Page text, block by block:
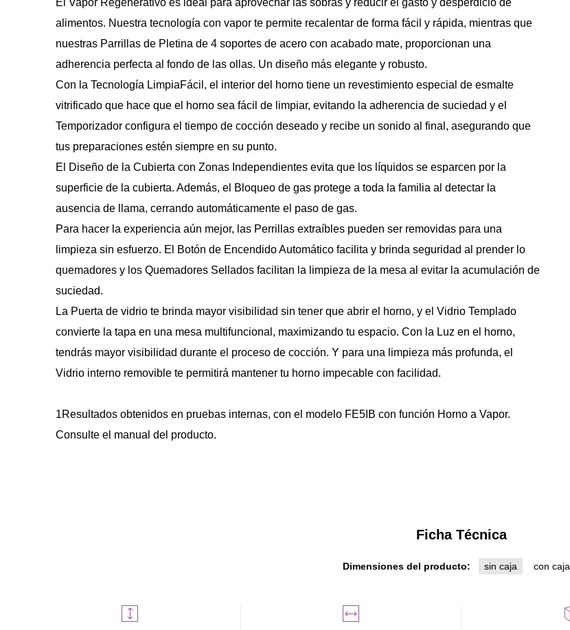
El Vapor Regenerativo es ideal para aprovechar las sobras y reducir el gasto y desperdicio de
alimentos. Nuestra tecnología con vapor te permite recalentar de forma fácil y rápida, mientras que
nuestras Parrillas de Pletina de 4 soportes de acero con acabado mate, proporcionan una
adherencia perfecta al fondo de las ollas. Un diseño más elegante y robusto.
Con la Tecnología LimpiaFácil, el interior del horno tiene un revestimiento especial de esmalte
vitrificado que hace que el horno sea fácil de limpiar, evitando la adherencia de suciedad y el
Temporizador configura el tiempo de cocción deseado y recibe un sonido al final, asegurando que
tus preparaciones estén siempre en su punto.
El Diseño de la Cubierta con Zonas Independientes evita que los líquidos se esparcen por la
superficie de la cubierta. Además, el Bloqueo de gas protege a toda la familia al detectar la
ausencia de llama, cerrando automáticamente el paso de gas.
Para hacer la experiencia aún mejor, las Perrillas extraíbles pueden ser removidas para una
limpieza sin esfuerzo. El Botón de Encendido Automático facilita y brinda seguridad al prender lo
quemadores y los Quemadores Sellados facilitan la limpieza de la mesa al evitar la acumulación de
suciedad.
La Puerta de vidrio te brinda mayor visibilidad sin tener que abrir el horno, y el Vidrio Templado
convierte la tapa en una mesa multifuncional, maximizando tu espacio. Con la Luz en el horno,
tendrás mayor visibilidad durante el proceso de cocción. Y para una limpieza más profunda, el
Vidrio interno removible te permitirá mantener tu horno impecable con facilidad.
1Resultados obtenidos en pruebas internas, con el modelo FE5IB con función Horno a Vapor.
Consulte el manual del producto.
Ficha Técnica
Dimensiones del producto: sin caja con caja